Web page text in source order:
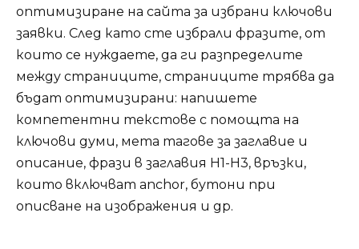
оптимизиране на сайта за избрани ключови
заявки. След като сте избрали фразите, от
които се нуждаете, да ги разпределите
между страниците, страниците трябва да
бъдат оптимизирани: напишете
компетентни текстове с помощта на
ключови думи, мета тагове за заглавие и
описание, фрази в заглавия H1-H3, връзки,
които включват anchor, бутони при
описване на изображения и др.